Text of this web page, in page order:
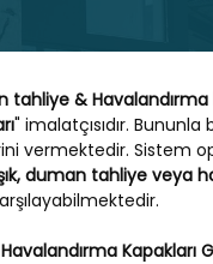
tahliye & Havalandırma
" imalatçısıdır.
vermektedir. Sistem
duman tahliye veya
Kapakları